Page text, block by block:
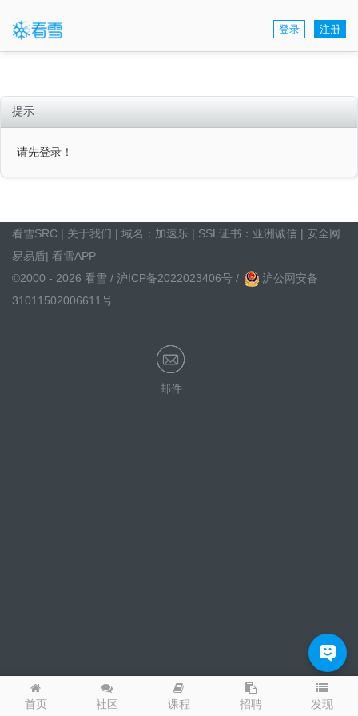
登录 注册
首页 社区 课程 招聘 发现
提示
请先登录！
看雪SRC | 关于我们 | 域名： 加速乐 | SSL证书： 亚洲诚信 | 安全网
易易盾| 看雪APP
©2000 - 2026 看雪 / 沪ICP备2022023406号 /
沪公网安备
31011502006611号
邮件